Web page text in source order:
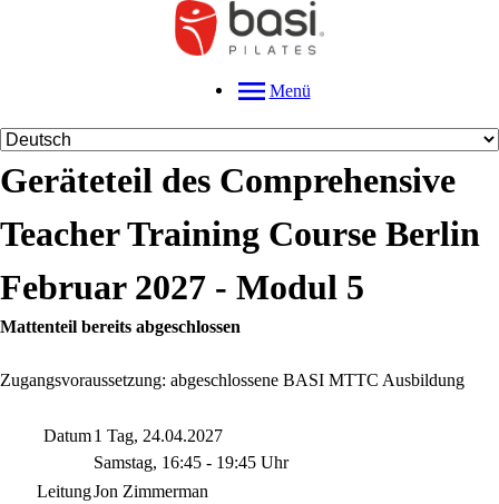
Menü
Geräteteil des Comprehensive
Teacher Training Course Berlin
Februar 2027 - Modul 5
Mattenteil bereits abgeschlossen
Zugangsvoraussetzung: abgeschlossene BASI MTTC Ausbildung
Datum1 Tag, 24.04.2027
Samstag, 16:45 - 19:45 Uhr
LeitungJon Zimmerman